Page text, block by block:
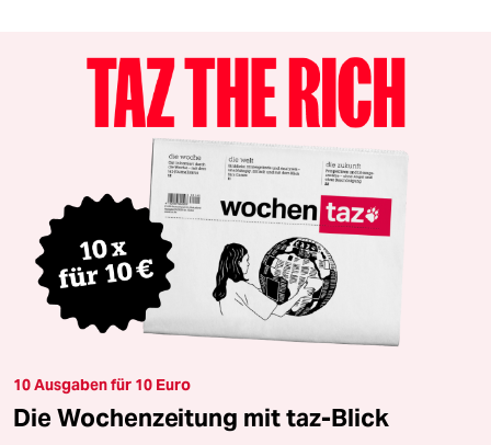
10 Ausgaben für 10 Euro
Die Wochenzeitung mit taz-Blick